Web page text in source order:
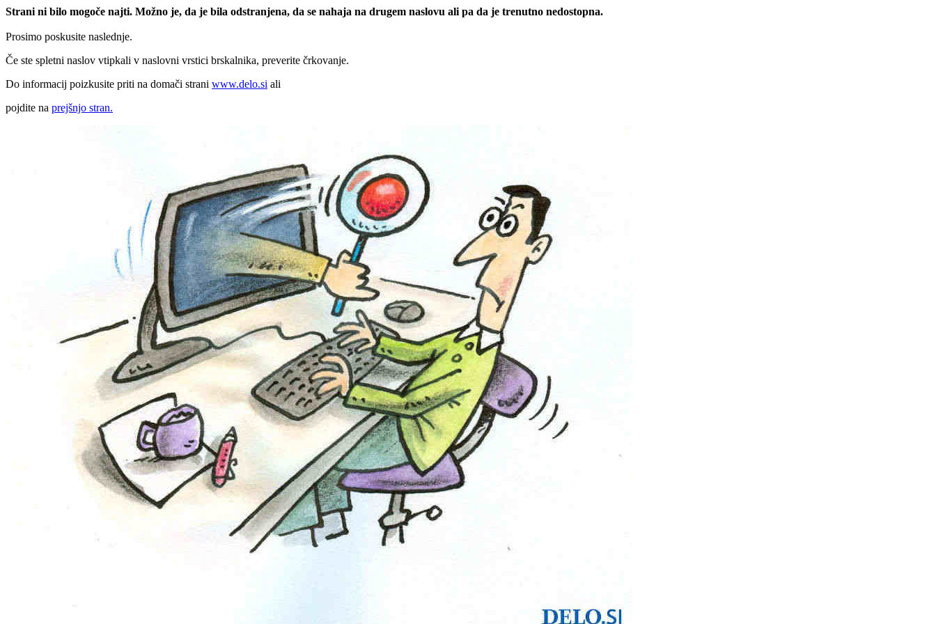
Strani ni bilo mogoče najti. Možno je, da je bila odstranjena, da se nahaja na drugem naslovu ali pa da je trenutno nedostopna.
Prosimo poskusite naslednje.
Če ste spletni naslov vtipkali v naslovni vrstici brskalnika, preverite črkovanje.
Do informacij poizkusite priti na domači strani www.delo.si ali
pojdite na prejšnjo stran.